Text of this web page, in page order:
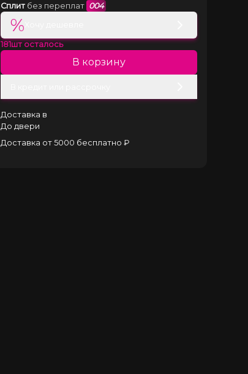
Сплит без переплат 004
%
181шт осталось
В корзину
Доставка в
До двери
Доставка от 5000 бесплатно ₽